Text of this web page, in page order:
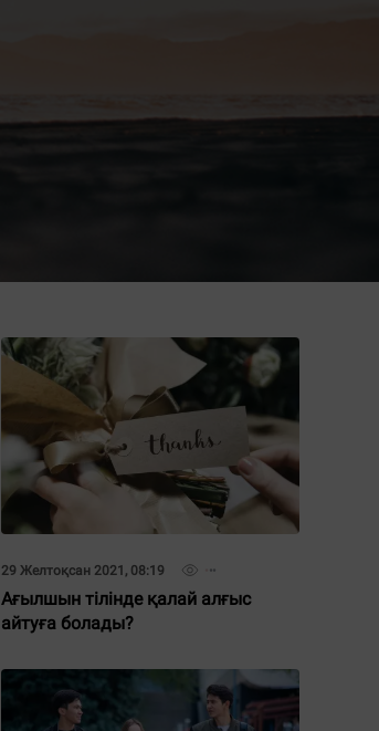
29 Желтоқсан 2021, 08:19
Ағылшын тілінде қалай алғыс
айтуға болады?